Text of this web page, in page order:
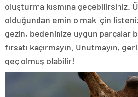
oluşturma kısmına geçebilirsiniz.
olduğundan emin olmak için
gezin, bedeninize uygun parçalar
fırsatı kaçırmayın. Unutmayın,
geç olmuş olabilir!